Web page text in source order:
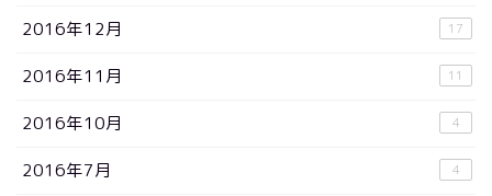
2016年12月 17
2016年11月 11
2016年10月 4
2016年7月 4